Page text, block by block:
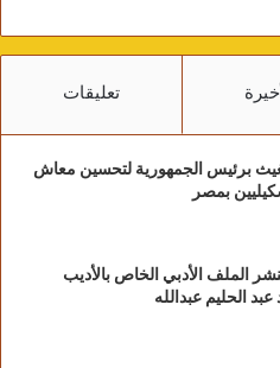
تعليقات
برئيس الجمهورية لتحسين معاش
بمصر
الملف الأدبي الخاص بالأديب
عبد الحليم عبدالله